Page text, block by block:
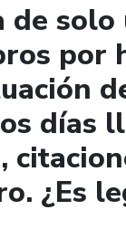
de
por
días
¿Es